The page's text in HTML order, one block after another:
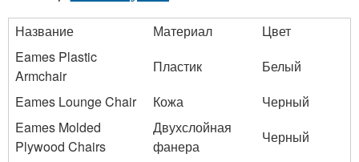
Название Материал
Цвет
Eames Plastic
Armchair
Пластик
Белый
Eames Lounge Chair
Кожа
Черный
Eames Molded
Plywood Chairs
Двухслойная
фанера
Черный